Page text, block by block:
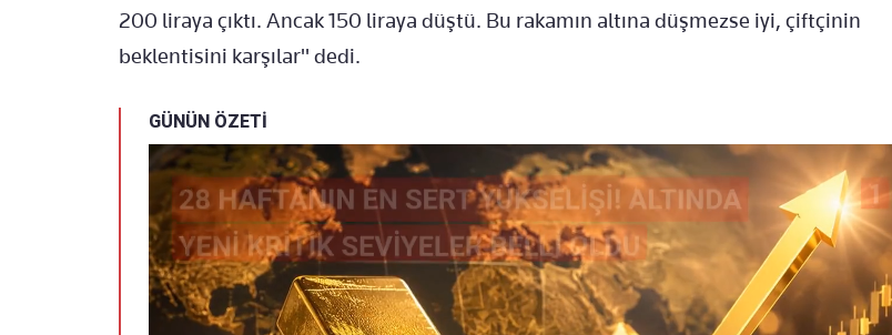
200 liraya çıktı. Ancak 150 liraya düştü. Bu rakamın altına düşmezse iyi, çiftçinin
beklentisini karşılar" dedi.
GÜNÜN ÖZETİ